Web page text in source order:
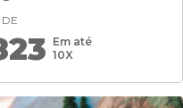
Em até
10X